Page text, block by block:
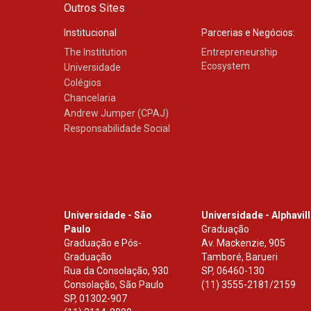
Outros Sites
Institucional
The Institution
Universidade
Colégios
Chancelaria
Andrew Jumper (CPAJ)
Responsabilidade Social
Parcerias e Negócios:
Entrepreneurship
Ecosystem
Universidade - São
Paulo
Graduação e Pós-
Graduação
Rua da Consolação, 930
Consolação, São Paulo
SP, 01302-907
Universidade -
Graduação
Av. Mackenzie, 905
Tamboré, Barueri
SP,06460-130
(11) 3555-2181/2159